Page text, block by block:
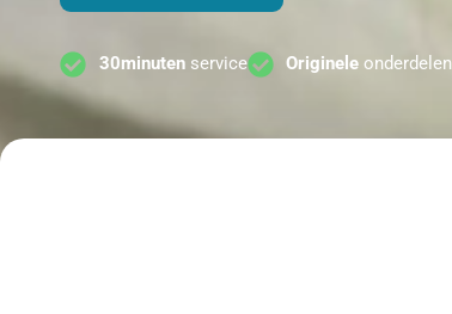
30minutenservice Originele onderdelen